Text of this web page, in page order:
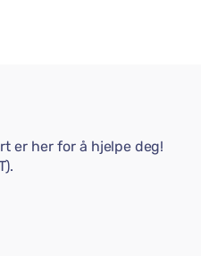
er her for å hjelpe deg!